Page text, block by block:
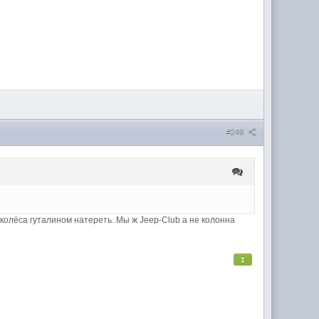
#249
гуталином натереть. Мы ж Jeep-Club а не колонна
1